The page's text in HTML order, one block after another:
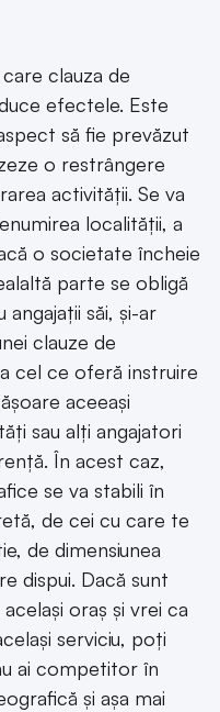
clauza de
efectele. Este
să fie prevăzut
o restrângere
activității. Se va
localității, a
o societate încheie
parte se obligă
săi, și-ar
clauze de
cel ce oferă instruire
aceeași
sau alți angajatori
În acest caz,
se va stabili în
de cei cu care te
de dimensiunea
dispui. Dacă sunt
oraș și vrei ca
serviciu, poți
ai competitor în
și așa mai